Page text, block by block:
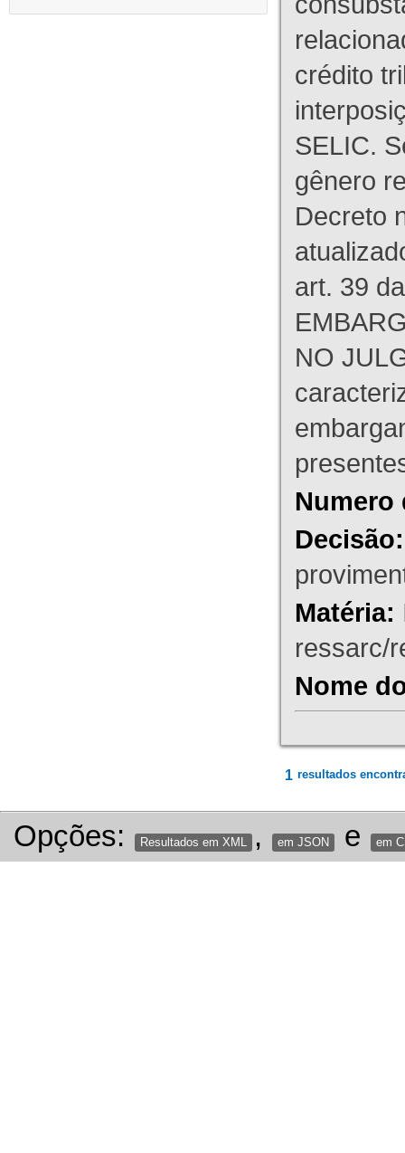
crédito
SELIC.
gênero
Decreto
art. 39
NO
Numero
Decisão:
Matéria:
ressarc/
Nome
1 resultados
Opções: Resultados em XML , em JSON e em